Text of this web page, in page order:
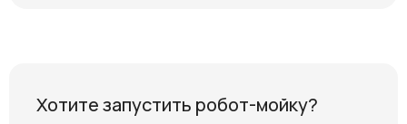
Хотите запустить робот-мойку?